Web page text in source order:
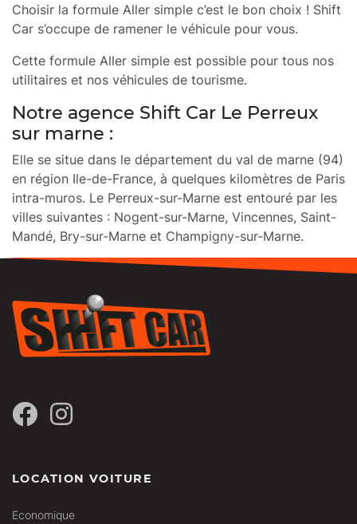
Choisir la formule Aller simple c’est le bon choix ! Shift
Car s’occupe de ramener le véhicule pour vous.
Cette formule Aller simple est possible pour tous nos
utilitaires et nos véhicules de tourisme.
Notre agence Shift Car Le Perreux
sur marne :
Elle se situe dans le département du val de marne (94)
en région Ile-de-France, à quelques kilomètres de Paris
intra-muros. Le Perreux-sur-Marne est entouré par les
villes suivantes : Nogent-sur-Marne, Vincennes, Saint-
Mandé, Bry-sur-Marne et Champigny-sur-Marne.
LOCATION VOITURE
Economique